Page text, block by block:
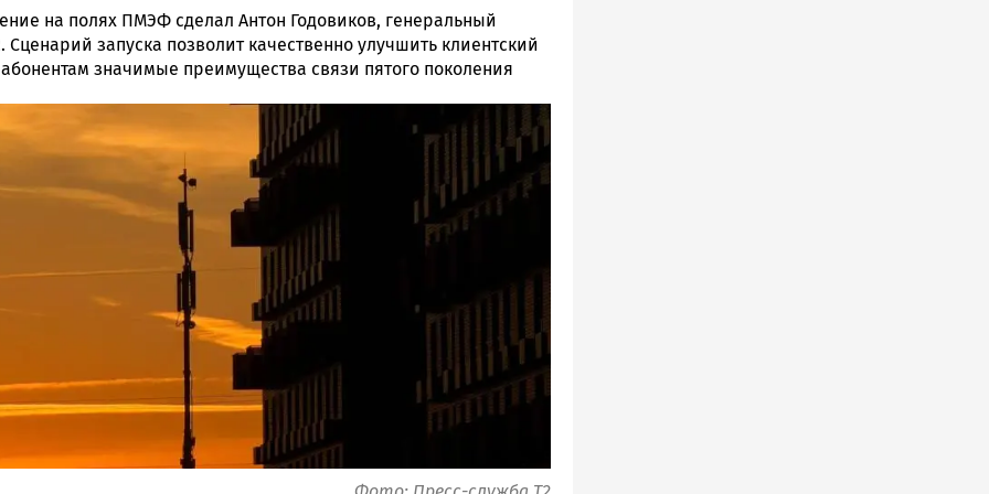
на полях ПМЭФ сделал Антон Годовиков, генеральный
Сценарий запуска позволит качественно улучшить клиентский
значимые преимущества связи пятого поколения